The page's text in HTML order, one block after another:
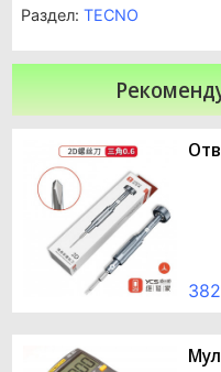
Раздел: TECNO